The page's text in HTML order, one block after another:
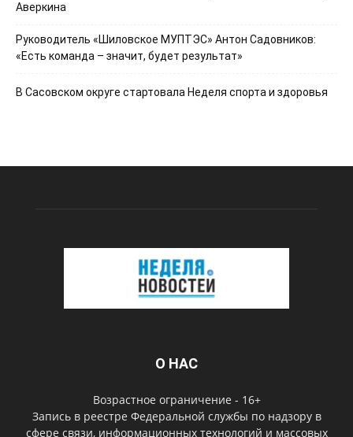
Аверкина
Руководитель «Шиловское МУПТЭС» Антон Садовников:
«Есть команда – значит, будет результат»
В Сасовском округе стартовала Неделя спорта и здоровья
О НАС
Возрастное ограничение - 16+
Запись в реестре Федеральной службы по надзору в
сфере связи, информационных технологий и массовых